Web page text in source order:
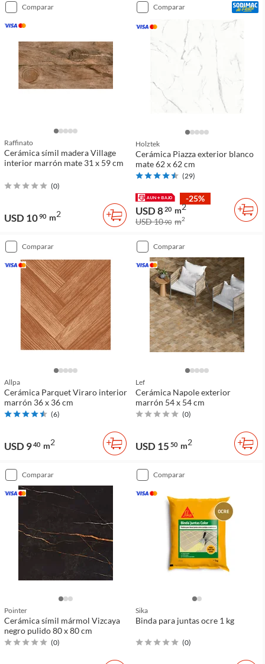
comparar
Raffinato
Cerámica símil madera Village
interior marrón mate 31 x 59 cm
(0)
USD 1090 m2
comparar
Holztek
Cerámica Piazza exterior blanco
mate 62 x 62 cm
(29)
-25%
USD 820 m2
USD 1090 m2
comparar
Allpa
Cerámica Parquet Viraro interior
marrón 36 x 36 cm
(6)
USD 940 m2
comparar
Lef
Cerámica Napole exterior
marrón 54 x 54 cm
(0)
USD 15 50 m2
comparar
Pointer
Cerámica símil mármol Vizcaya
negro pulido 80 x 80 cm
(0)
comparar
Sika
Binda para juntas ocre 1 kg
(0)